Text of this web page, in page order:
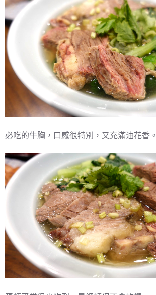
必吃的牛胸，口感很特別，又充滿油花香。